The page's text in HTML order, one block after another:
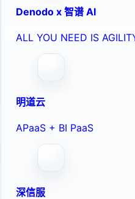
Denodo x 智谱 AI
ALL YOU NEED IS
明道云
APaaS + BI PaaS
深信服